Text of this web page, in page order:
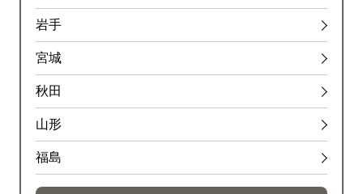
岩手
宮城
秋田
山形
福島